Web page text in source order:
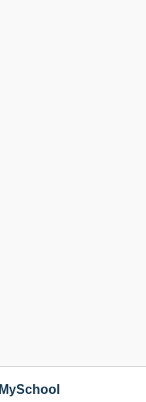
MySchool